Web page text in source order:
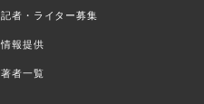
記者・ライター募集
情報提供
著者一覧